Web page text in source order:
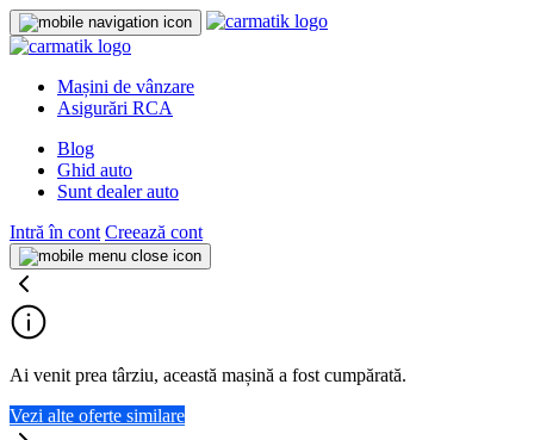
Mașini de vânzare
Asigurări RCA
Blog
Ghid auto
Sunt dealer auto
Intră în cont Creează cont
Ai venit prea târziu, această mașină a fost cumpărată.
Vezi alte oferte similare